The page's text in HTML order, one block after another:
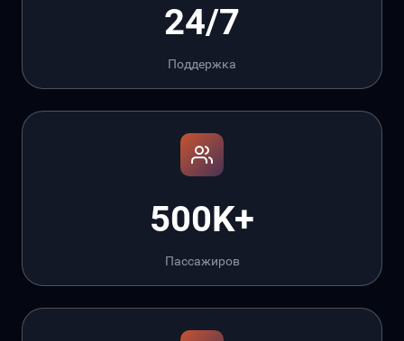
24/7
Поддержка
500K+
Пассажиров